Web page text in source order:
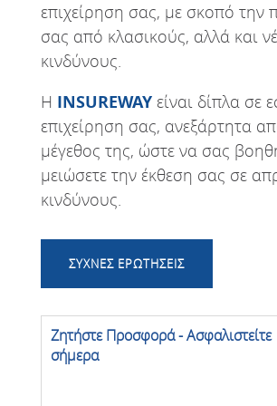
επιχείρηση σας, με σκοπό την
σας από κλασικούς, αλλά και
κινδύνους.
Η INSUREWAYείναι δίπλα σε
επιχείρηση σας, ανεξάρτητα
μέγεθος της, ώστε να σας
μειώσετε την έκθεση σας σε
κινδύνους.
ΣΥΧΝΕΣ ΕΡΩΤΗΣΕΙΣ
Ζητήστε Προσφορά - Ασφαλιστείτε
σήμερα